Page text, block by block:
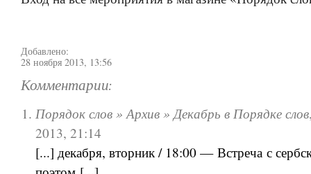
Добавлено:
28 ноября 2013, 13:56
Комментарии:
Порядок слов » Архив » Декабрь в Порядке слов
2013, 21:14
[...] декабря, вторник / 18:00 — Встреча с